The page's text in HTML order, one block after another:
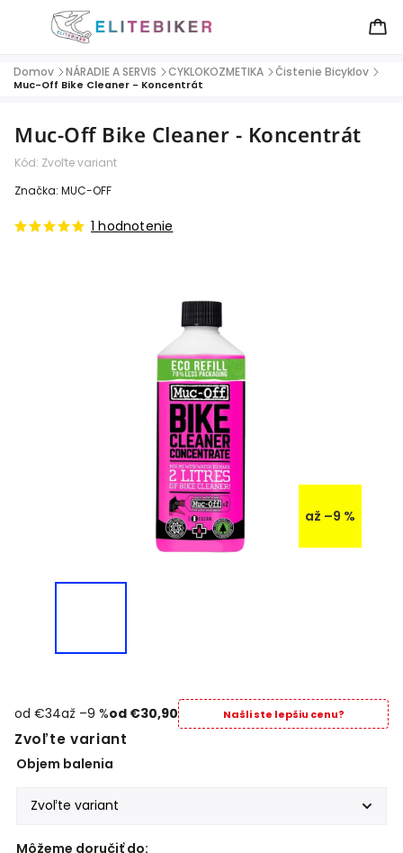
Domov / NÁRADIE A SERVIS / CYKLOKOZMETIKA / Čistenie Bicyklov /
Muc-Off Bike Cleaner - Koncentrát
Muc-Off Bike Cleaner - Koncentrát
Kód: Zvoľte variant
1 hodnotenie
Značka: MUC-OFF
až –9 %
od €34až –9 %od €30,90 Našli ste lepšiu cenu?
Zvoľte variant
Objem balenia
Môžeme doručiť do: